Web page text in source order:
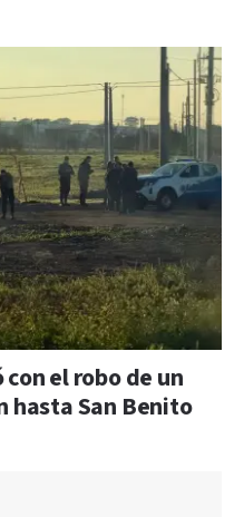
el robo de un
hasta San Benito